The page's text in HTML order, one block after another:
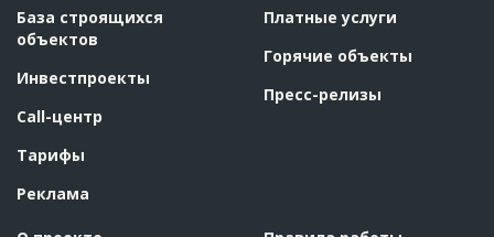
База строящихся
объектов
Инвестпроекты
Call-центр
Тарифы
Реклама
Платные услуги
Горячие объекты
Пресс-релизы